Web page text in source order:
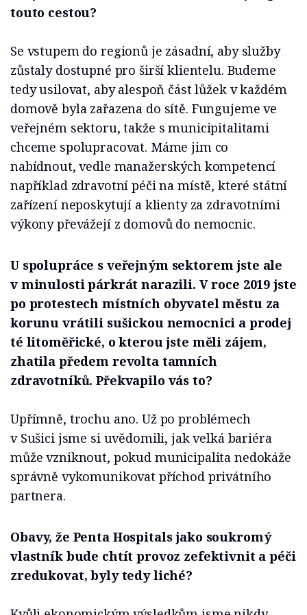
touto cestou?
Se vstupem do regionů je zásadní, aby služby
zůstaly dostupné pro širší klientelu. Budeme
tedy usilovat, aby alespoň část lůžek v každém
domově byla zařazena do sítě. Fungujeme ve
veřejném sektoru, takže s municipitalitami
chceme spolupracovat. Máme jim co
nabídnout, vedle manažerských kompetencí
například zdravotní péči na místě, které státní
zařízení neposkytují a klienty za zdravotními
výkony převážejí z domovů do nemocnic.
U spolupráce s veřejným sektorem jste ale
v minulosti párkrát narazili. V roce 2019 jste
po protestech místních obyvatel městu za
korunu vrátili sušickou nemocnici a prodej
té litoměřické, o kterou jste měli zájem,
zhatila předem revolta tamních
zdravotníků. Překvapilo vás to?
Upřímně, trochu ano. Už po problémech
v Sušici jsme si uvědomili, jak velká bariéra
může vzniknout, pokud municipalita nedokáže
správně vykomunikovat příchod privátního
partnera.
Obavy, že Penta Hospitals jako soukromý
vlastník bude chtít provoz zefektivnit a péči
zredukovat, byly tedy liché?